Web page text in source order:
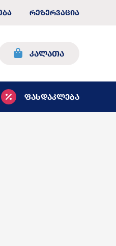
რეზერვაცია
კალათა
ფასდაკლება